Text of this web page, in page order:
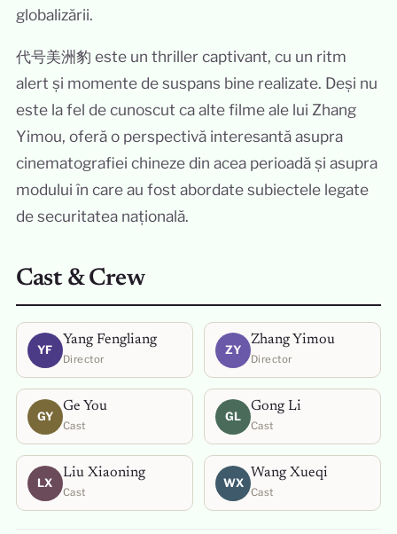
globalizării.
代号美洲豹 este un thriller captivant, cu un ritm
alert și momente de suspans bine realizate. Deși nu
este la fel de cunoscut ca alte filme ale lui Zhang
Yimou, oferă o perspectivă interesantă asupra
cinematografiei chineze din acea perioadă și asupra
modului în care au fost abordate subiectele legate
de securitatea națională.
Cast & Crew
YF
Yang Fengliang
Director
ZY
Zhang Yimou
Director
GY
Ge You
Cast
GL
Gong Li
Cast
LX
Liu Xiaoning
Cast
WX
Wang Xueqi
Cast